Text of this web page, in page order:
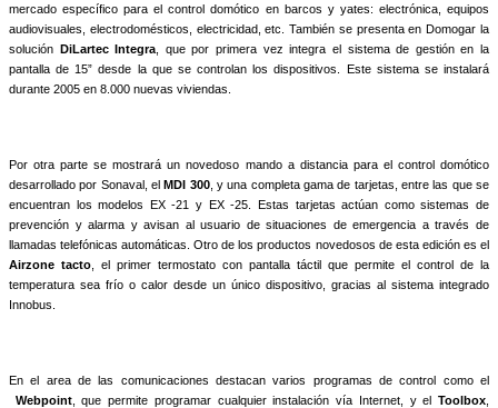
mercado específico para el control domótico en barcos y yates: electrónica, equipos
audiovisuales, electrodomésticos, electricidad, etc. También se presenta en Domogar la
solución DiLartec Integra , que por primera vez integra el sistema de gestión en la
pantalla de 15” desde la que se controlan los dispositivos. Este sistema se instalará
durante 2005 en 8.000 nuevas viviendas.
Por otra parte se mostrará un novedoso mando a distancia para el control domótico
desarrollado por Sonaval, elMDI 300, y una completa gama de tarjetas, entre las que se
encuentran los modelos EX -21 y EX -25. Estas tarjetas actúan como sistemas de
prevención y alarma y avisan al usuario de situaciones de emergencia a través de
llamadas telefónicas automáticas. Otro de los productos novedosos de esta edición es el
Airzone tacto , el primer termostato con pantalla táctil que permite el control de la
temperatura sea frío o calor desde un único dispositivo, gracias al sistema integrado
Innobus.
En el area de las comunicaciones destacan varios programas de control como el
Webpoint, que permite programar cualquier instalación vía Internet, y elToolbox